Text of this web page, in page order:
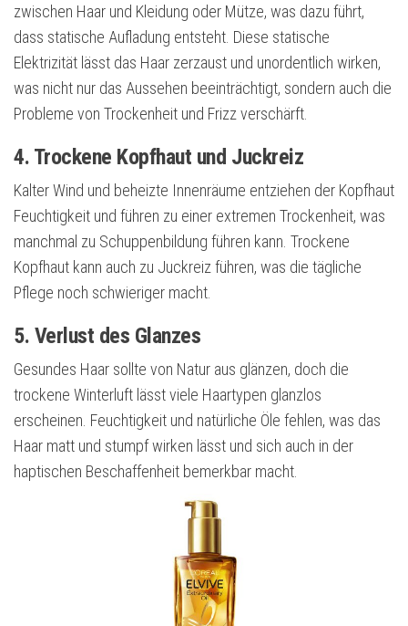
zwischen Haar und Kleidung oder Mütze, was dazu führt,
dass statische Aufladung entsteht. Diese statische
Elektrizität lässt das Haar zerzaust und unordentlich wirken,
was nicht nur das Aussehen beeinträchtigt, sondern auch die
Probleme von Trockenheit und Frizz verschärft.
4. Trockene Kopfhaut und Juckreiz
Kalter Wind und beheizte Innenräume entziehen der Kopfhaut
Feuchtigkeit und führen zu einer extremen Trockenheit, was
manchmal zu Schuppenbildung führen kann. Trockene
Kopfhaut kann auch zu Juckreiz führen, was die tägliche
Pflege noch schwieriger macht.
5. Verlust des Glanzes
Gesundes Haar sollte von Natur aus glänzen, doch die
trockene Winterluft lässt viele Haartypen glanzlos
erscheinen. Feuchtigkeit und natürliche Öle fehlen, was das
Haar matt und stumpf wirken lässt und sich auch in der
haptischen Beschaffenheit bemerkbar macht.